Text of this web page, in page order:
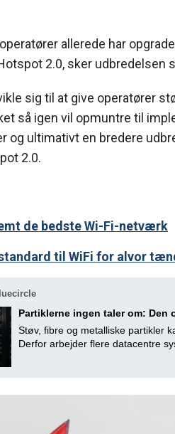
allerede har
2.0, sker udbredelsen
sig til at give operatører
så igen vil opmuntre til
og ultimativt en bredere
2.0.
de bedste Wi-Fi-netværk
til WiFi for alvor
Partiklerne ingen taler om: Den
Støv, fibre og metalliske partikler
Derfor arbejder flere datacentre